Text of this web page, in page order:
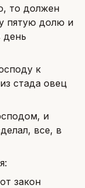
то должен
пятую долю и
день
к
стада овец
и
все, в
закон